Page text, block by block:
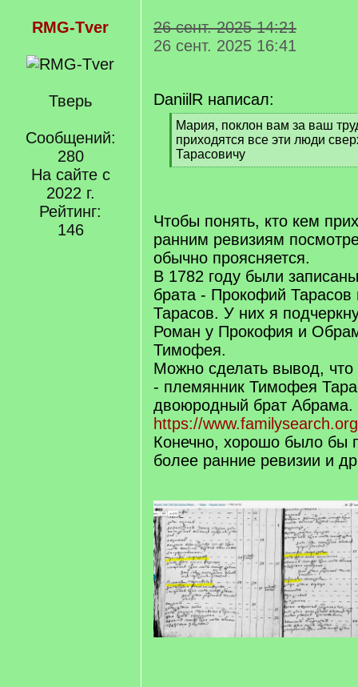
RMG-Tver
Тверь
Сообщений:
280
На сайте с
2022 г.
Рейтинг:
146
26 сент. 2025 14:21
26 сент. 2025 16:41
DaniilR написал:
[
q
]
Мария, поклон вам за ваш
приходятся все эти люди
Тарасовичу
[
Чтобы понять, кто кем
ранним ревизиям
обычно проясняется.
В 1782 году были
брата - Прокофий
Тарасов. У них я
Роман у Прокофия и
Тимофея.
Можно сделать вывод,
- племянник Тимофея
двоюродный брат Абрама.
https://
Конечно, хорошо было бы
более ранние ревизии и